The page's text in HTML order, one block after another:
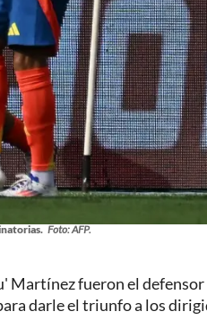
Foto: AFP.
Martínez fueron el defensor
darle el triunfo a los